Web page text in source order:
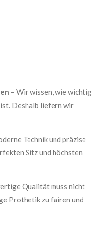
– Wir wissen, wie wichtig
Deshalb liefern wir
Technik und präzise
Sitz und höchsten
Qualität muss nicht
Prothetik zu fairen und